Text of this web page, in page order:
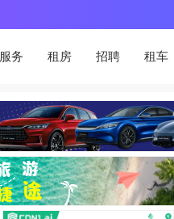
服务 租房 招聘 租车